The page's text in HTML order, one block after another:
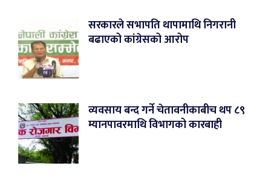
सरकारले सभापति थापामाथि निगरानी
बढाएको कांग्रेसको आरोप
व्यवसाय बन्द गर्ने चेतावनीकाबीच थप ८९
म्यानपावरमाथि विभागको कारबाही